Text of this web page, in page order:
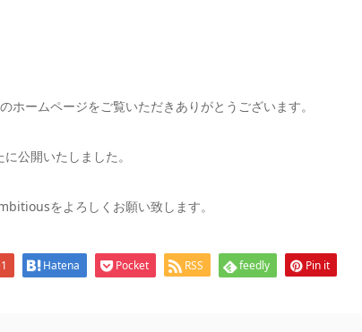
ホームページをご覧いただきありがとうございます。
公開いたしました。
をよろしくお願い致します。
Hatena Pocket RSS feedly Pin it